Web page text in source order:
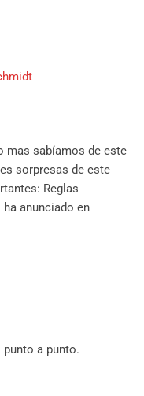
mas sabíamos de este
sorpresas de este
Reglas
anunciado en
a punto.